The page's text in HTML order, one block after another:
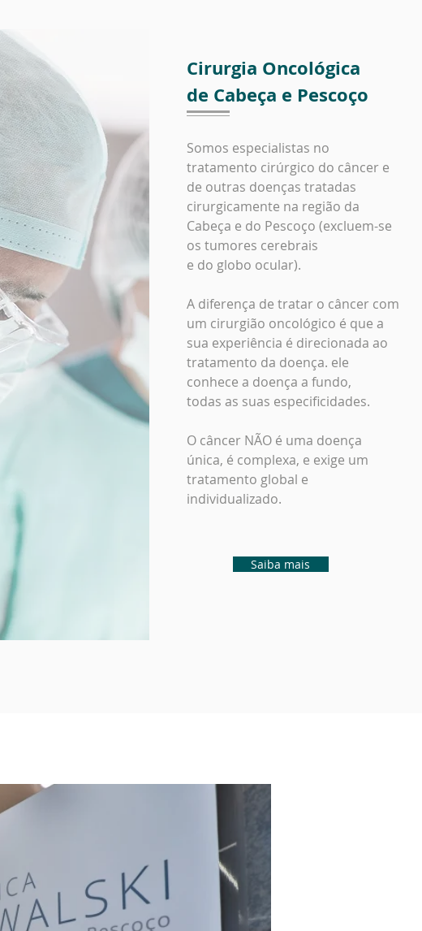
Cirurgia Oncológica
de Cabeça e Pescoço
Somos especialistas no
tratamento cirúrgico do câncer e
de outras doenças tratadas
cirurgicamente na região da
Cabeça e do Pescoço (excluem-se
os tumores cerebrais
e do globo ocular).
A diferença de tratar o câncer com
um cirurgião oncológico é que a
sua experiência é direcionada ao
tratamento da doença. ele
conhece a doença a fundo,
todas as suas especificidades.
O câncer NÃO é uma doença
única, é complexa, e exige um
tratamento global e
individualizado.
Saiba mais